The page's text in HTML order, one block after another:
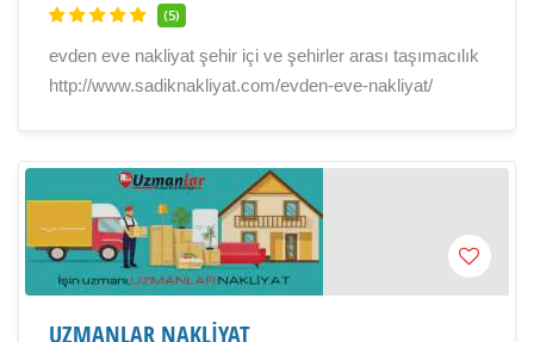
(5)
evden eve nakliyat şehir içi ve şehirler arası taşımacılık
http://www.sadiknakliyat.com/evden-eve-nakliyat/
UZMANLAR NAKLİYAT